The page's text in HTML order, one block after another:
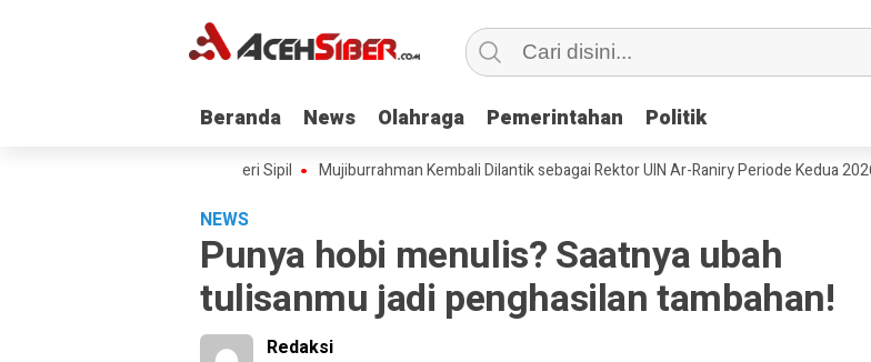
Beranda News Olahraga Pemerintahan Politik
Beranda News Olahraga Pemerintahan Politik
Mujiburrahman Kembali Dilantik sebagai Rektor UIN Ar-Raniry Periode Kedua 2026–2030
NEWS
Punya hobi menulis? Saatnya ubah
tulisanmu jadi penghasilan tambahan!
Redaksi